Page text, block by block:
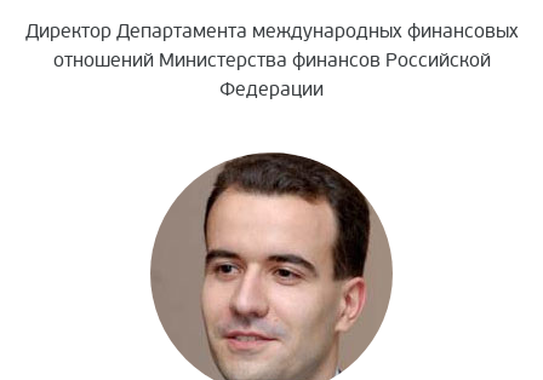
Директор Департамента международных финансовых
отношений Министерства финансов Российской
Федерации